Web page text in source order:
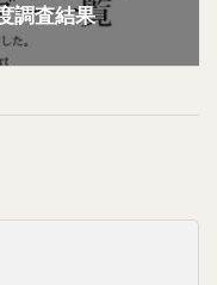
調査結果